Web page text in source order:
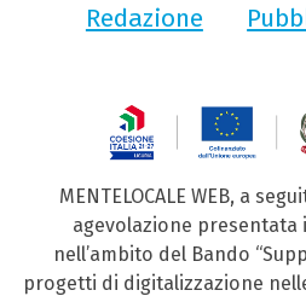
Redazione
MENTELOCALE WEB, a
agevolazione presentata
nell’ambito del Bando
progetti di digitalizzazione